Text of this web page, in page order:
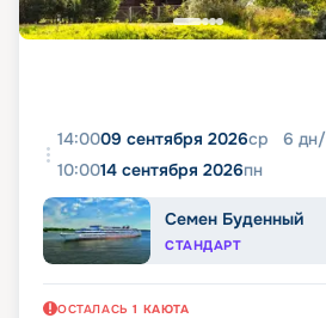
14:0009 сентября 2026ср 6 дн/
10:0014 сентября 2026пн
Семен Буденный
СТАНДАРТ
ОСТАЛАСЬ 1 КАЮТА